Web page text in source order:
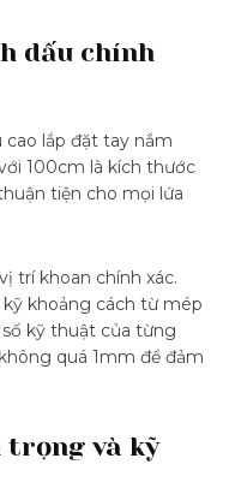
dấu chính
cao lắp đặt tay nắm
100cm là kích thước
tiện cho mọi lứa
trí khoan chính xác.
khoảng cách từ mép
kỹ thuật của từng
quá 1mm để đảm
trọng và kỹ